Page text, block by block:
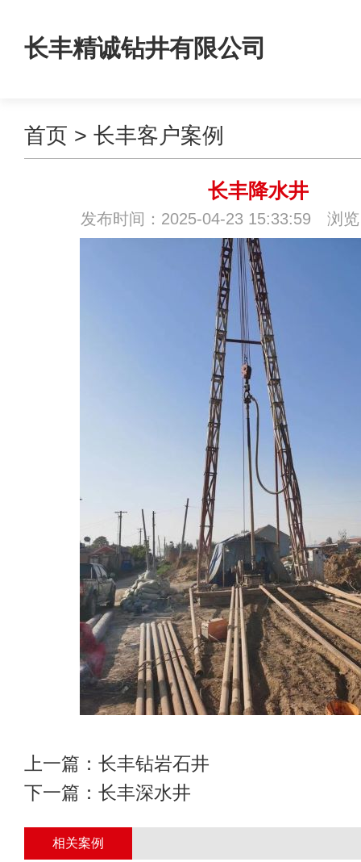
长丰精诚钻井有限公司
首页 > 长丰客户案例
长丰降水井
发布时间：2025-04-23 15:33:59 浏览
上一篇： 长丰钻岩石井
下一篇： 长丰深水井
相关案例